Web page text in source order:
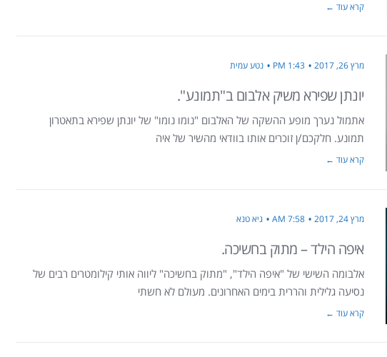
קרא עוד ←
מרץ 26, 2017 1:43 PM נטע עמית
יונתן שפירא משיק אלבום ב"תמונע".
אתמול נערך מופע ההשקה של האלבום "נומו נומו" של יונתן שפירא בתאטרון
תמונע. חלקכם/ן זוכרים אותו בוודאי מהשיר של איה
קרא עוד ←
מרץ 24, 2017 7:58 AM גיא טנא
איפה הילד – מתוק בחשיכה.
אלבומה השישי של "איפה הילד", "מתוק בחשיכה" ליווה אותי קילומטרים רבים של
נסיעה גלילית והררית בימים האחרונים. מעולם לא חשתי
קרא עוד ←